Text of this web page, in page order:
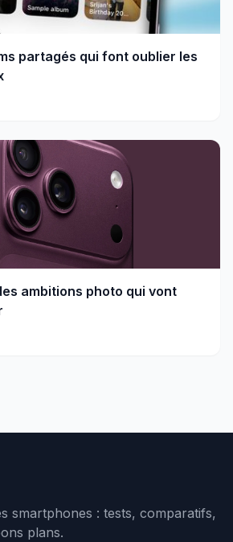
partagés qui font oublier les
ambitions photo qui vont
smartphones : tests, comparatifs,
plans.